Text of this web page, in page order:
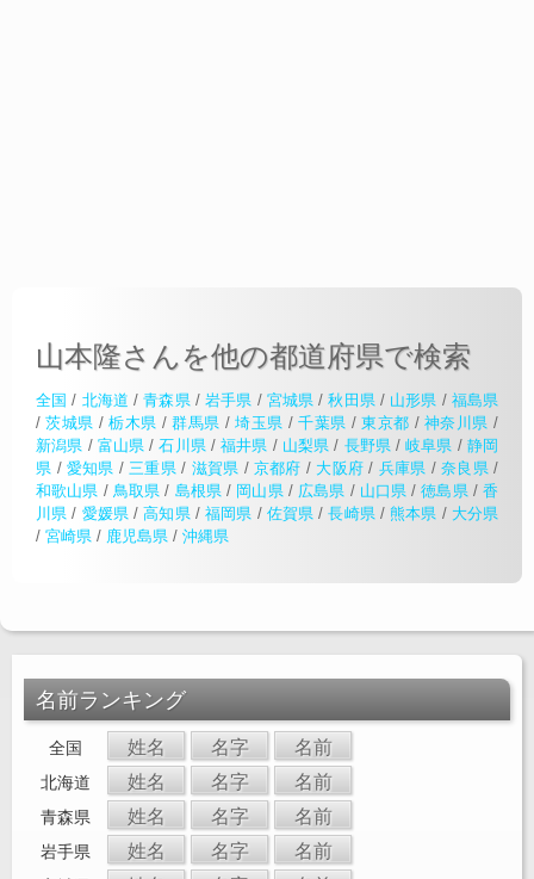
山本隆さんを他の都道府県で検索
全国 / 北海道 /青森県/ 岩手県 / 宮城県 /秋田県/ 山形県 / 福島県
/茨城県 /栃木県 /群馬県 /埼玉県 /千葉県 /東京都 /神奈川県 /
新潟県 / 富山県 /石川県/福井県 / 山梨県 / 長野県/岐阜県 / 静岡
県 / 愛知県 /三重県 / 滋賀県 / 京都府 / 大阪府 / 兵庫県 / 奈良県/
和歌山県 / 鳥取県 / 島根県/ 岡山県/ 広島県 / 山口県 /徳島県/香
川県 / 愛媛県/高知県/ 福岡県 / 佐賀県 /長崎県/熊本県 / 大分県
/ 宮崎県 / 鹿児島県 / 沖縄県
名前ランキング
全国 姓名 名字 名前
北海道 姓名 名字 名前
青森県 姓名 名字 名前
岩手県 姓名 名字 名前